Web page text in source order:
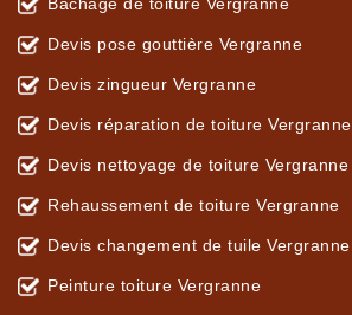
Bâchage de toiture Vergranne
Devis pose gouttière Vergranne
Devis zingueur Vergranne
Devis réparation de toiture Vergranne
Devis nettoyage de toiture Vergranne
Rehaussement de toiture Vergranne
Devis changement de tuile Vergranne
Peinture toiture Vergranne